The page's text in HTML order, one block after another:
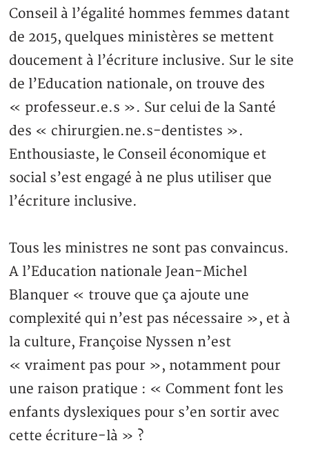
Conseil à l’égalité hommes femmes datant
de 2015, quelques ministères se mettent
doucement à l’écriture inclusive. Sur le site
de l’Education nationale, on trouve des
« professeur.e.s ». Sur celui de la Santé
des « chirurgien.ne.s-dentistes ».
Enthousiaste, le Conseil économique et
social s’est engagé à ne plus utiliser que
l’écriture inclusive.
Tous les ministres ne sont pas convaincus.
A l’Education nationale Jean-Michel
Blanquer « trouve que ça ajoute une
complexité qui n’est pas nécessaire », et à
la culture, Françoise Nyssen n’est
« vraiment pas pour », notamment pour
une raison pratique : « Comment font les
enfants dyslexiques pour s’en sortir avec
cette écriture-là » ?